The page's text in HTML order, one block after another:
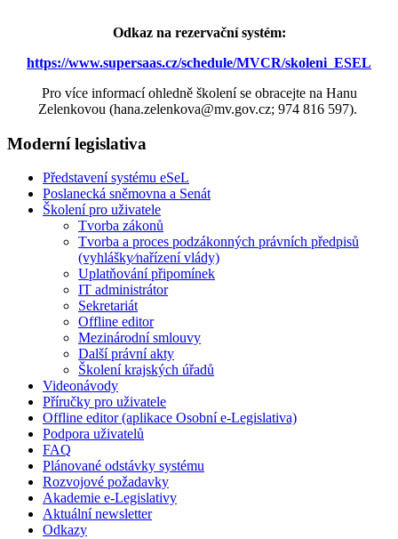
Odkaz na rezervační systém:
https://www.supersaas.cz/schedule/MVCR/skoleni_ESEL
Pro více informací ohledně školení se obracejte na Hanu
Zelenkovou (hana.zelenkova@mv.gov.cz; 974 816 597).
Moderní legislativa
Představení systému eSeL
Poslanecká sněmovna a Senát
Školení pro uživatele
Tvorba zákonů
Tvorba a proces podzákonných právních předpisů
(vyhlášky⁄nařízení vlády)
Uplatňování připomínek
IT administrátor
Sekretariát
Offline editor
Mezinárodní smlouvy
Další právní akty
Školení krajských úřadů
Videonávody
Příručky pro uživatele
Offline editor (aplikace Osobní e-Legislativa)
Podpora uživatelů
FAQ
Plánované odstávky systému
Rozvojové požadavky
Akademie e-Legislativy
Aktuální newsletter
Odkazy